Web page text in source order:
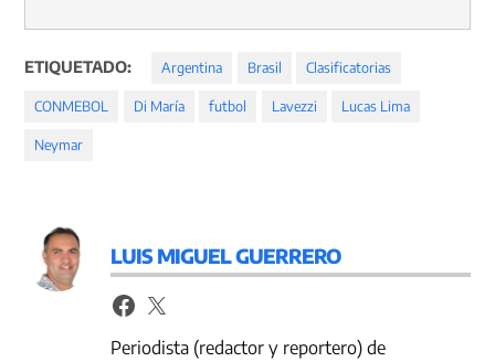
ETIQUETADO: Argentina Brasil Clasificatorias
CONMEBOL Di María futbol Lavezzi Lucas Lima
Neymar
LUIS MIGUEL GUERRERO
Periodista (redactor y reportero) de